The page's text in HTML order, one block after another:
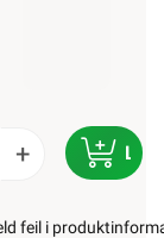
+
feil i